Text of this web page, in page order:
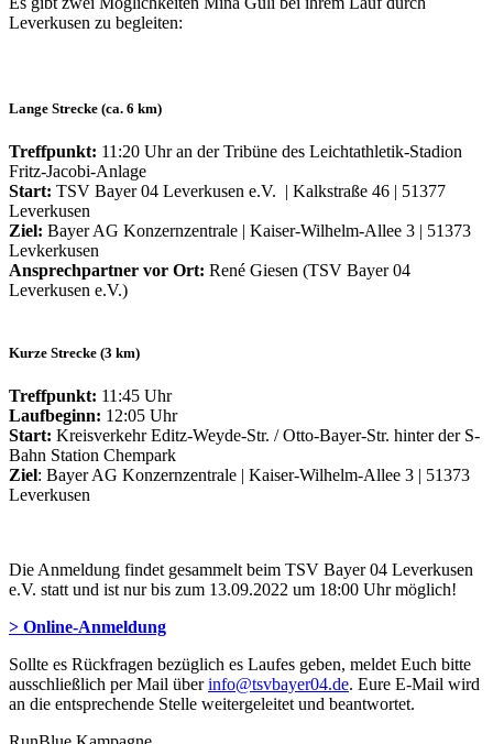
Leverkusen zu begleiten:
Lange Strecke (ca. 6 km)
Treffpunkt: 11:20 Uhr an der Tribüne des Leichtathletik-Stadion
Fritz-Jacobi-Anlage
Start: TSV Bayer 04 Leverkusen e.V. | Kalkstraße 46 | 51377
Leverkusen
Ziel: Bayer AG Konzernzentrale | Kaiser-Wilhelm-Allee 3 | 51373
Levkerkusen
Ansprechpartner vor Ort: René Giesen (TSV Bayer 04
Leverkusen e.V.)
Kurze Strecke (3 km)
Treffpunkt: 11:45 Uhr
Laufbeginn: 12:05 Uhr
Start: Kreisverkehr Editz-Weyde-Str. / Otto-Bayer-Str. hinter der S-
Bahn Station Chempark
Ziel: Bayer AG Konzernzentrale | Kaiser-Wilhelm-Allee 3 | 51373
Leverkusen
Die Anmeldung findet gesammelt beim TSV Bayer 04 Leverkusen
e.V. statt und ist nur bis zum 13.09.2022 um 18:00 Uhr möglich!
> Online-Anmeldung
Sollte es Rückfragen bezüglich es Laufes geben, meldet Euch bitte
ausschließlich per Mail überinfo@tsvbayer04.de. Eure E-Mail wird
an die entsprechende Stelle weitergeleitet und beantwortet.